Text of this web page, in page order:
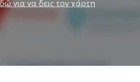
για να δεις τον χάρτη